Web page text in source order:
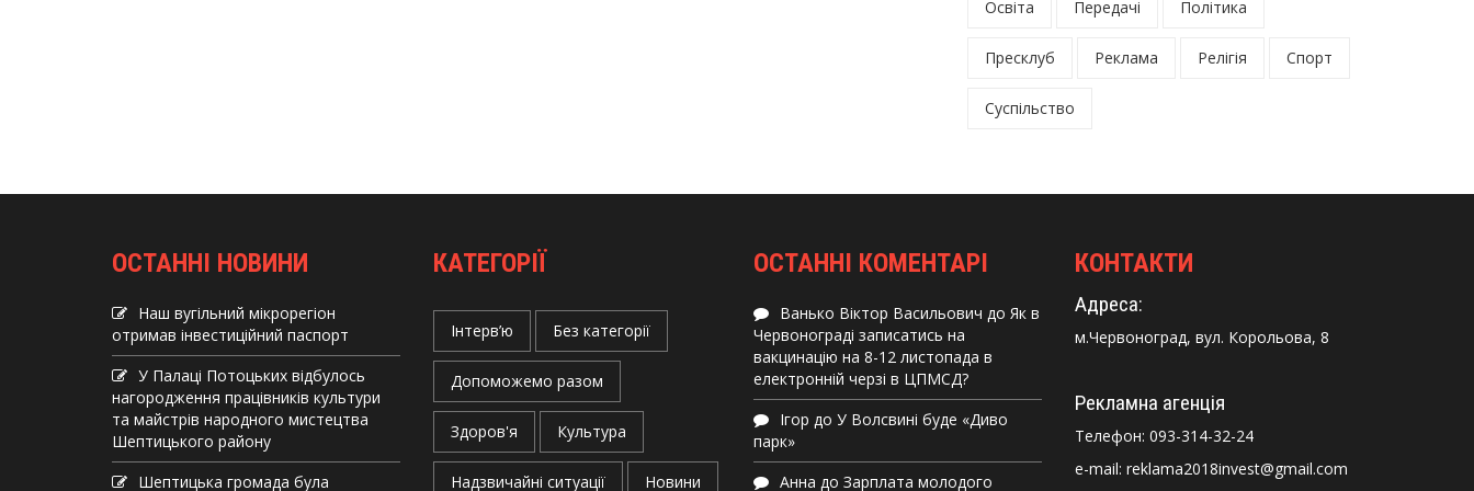
Освіта Передачі Політика
Пресклуб Реклама Релігія Спорт
Суспільство
ОСТАННІ НОВИНИ
Наш вугільний мікрорегіон
отримав інвеcтиційний паспорт
У Палаці Потоцьких відбулось
нагородження працівників культури
та майстрів народного мистецтва
Шептицького району
Шептицька громада була
КАТЕГОРІЇ
Інтерв’ю Без категорії
Допоможемо разом
Здоров'я Культура
Надзвичайні ситуації Новини
ОСТАННІ КОМЕНТАРІ
Ванько Віктор Васильович до Як в
Червонограді записатись на
вакцинацію на 8-12 листопада в
електронній черзі в ЦПМСД?
Ігор до У Волсвині буде «Диво
парк»
Анна до Зарплата молодого
КОНТАКТИ
Адреса:
м.Червоноград, вул. Корольова, 8
Рекламна агенція
Телефон: 093-314-32-24
e-mail: reklama2018invest@gmail.com